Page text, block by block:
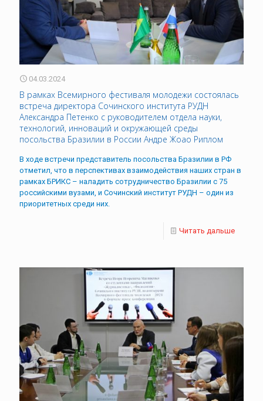
04.03.2024
В рамках Всемирного фестиваля молодежи состоялась
встреча директора Сочинского института РУДН
Александра Петенко с руководителем отдела науки,
технологий, инноваций и окружающей среды
посольства Бразилии в России Андре Жоао Риплом
В ходе встречи представитель посольства Бразилии в РФ
отметил, что в перспективах взаимодействия наших стран в
рамках БРИКС – наладить сотрудничество Бразилии с 75
российскими вузами, и Сочинский институт РУДН – один из
приоритетных среди них.
Читать дальше